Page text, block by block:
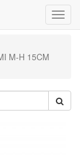
M-H 15CM